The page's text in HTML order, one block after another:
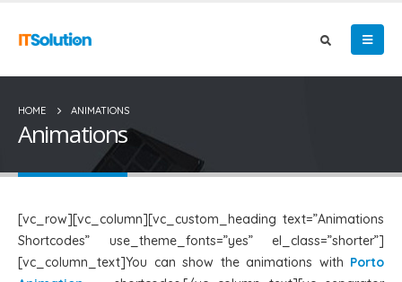
HOME ANIMATIONS
Animations
[vc_row][vc_column][vc_custom_heading text=”Animations
Shortcodes” use_theme_fonts=”yes” el_class=”shorter”]
[vc_column_text]You can show the animations with Porto